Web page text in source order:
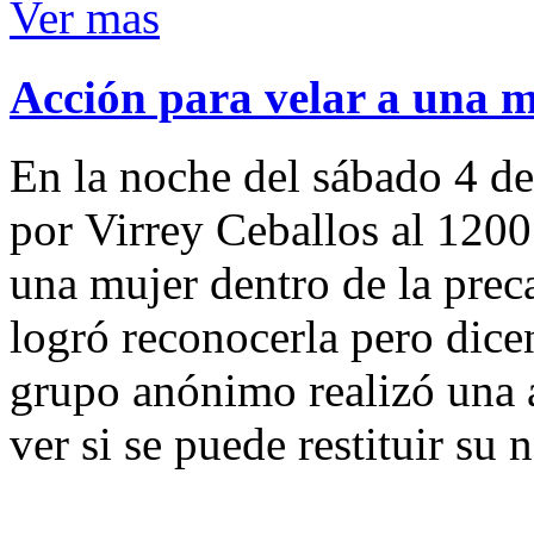
Ver mas
Acción para velar a una
En la noche del sábado 4
por Virrey Ceballos al
una mujer dentro de la
logró reconocerla pero
grupo anónimo realizó
ver si se puede restituir su